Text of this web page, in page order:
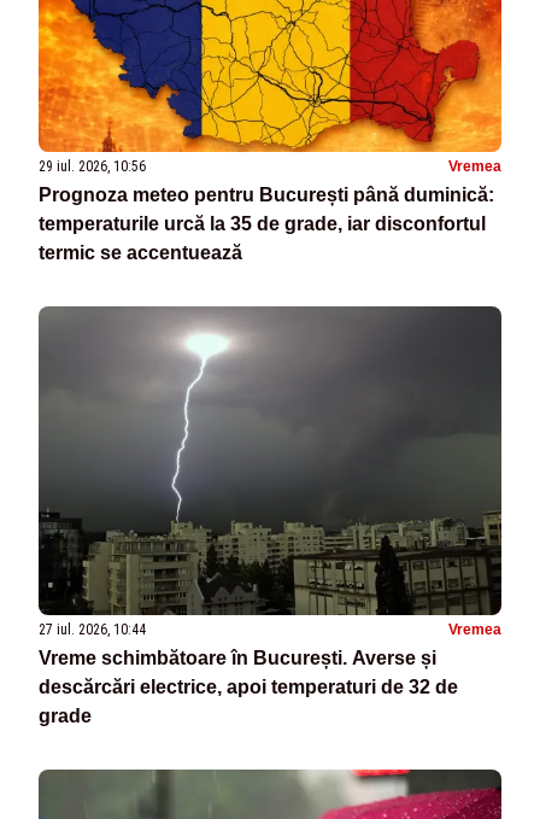
29 iul. 2026, 10:56 Vremea
Prognoza meteo pentru București până duminică:
temperaturile urcă la 35 de grade, iar disconfortul
termic se accentuează
27 iul. 2026, 10:44 Vremea
Vreme schimbătoare în București. Averse și
descărcări electrice, apoi temperaturi de 32 de
grade